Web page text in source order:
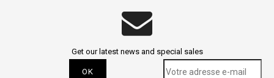
Get our latest news and special sales